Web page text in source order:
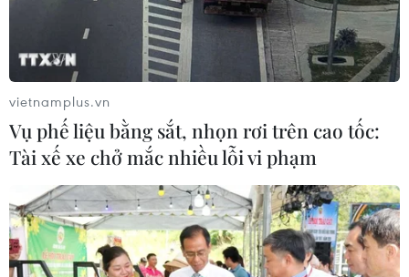
TIN CÙNG CHUYÊN MỤC
Cuộc tìm kiếm và vá lại những 'trái
vietnamplus.vn
Vụ phế liệu bằng sắt, nhọn rơi trên cao tốc:
Tài xế xe chở mắc nhiều lỗi vi phạm